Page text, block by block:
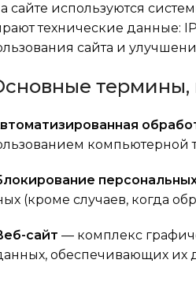
сайте используются
технические данные:
сайта и
компьютерной
(кроме случаев, когда
сайт — комплекс
обеспечивающих их